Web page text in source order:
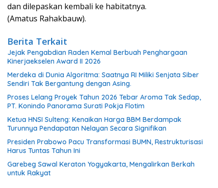
dan dilepaskan kembali ke habitatnya.
(Amatus Rahakbauw).
Berita Terkait
Jejak Pengabdian Raden Kemal Berbuah Penghargaan
Kinerjaekselen Award II 2026
Merdeka di Dunia Algoritma: Saatnya RI Miliki Senjata Siber
Sendiri Tak Bergantung dengan Asing.
Proses Lelang Proyek Tahun 2026 Tebar Aroma Tak Sedap,
PT. Konindo Panorama Surati Pokja Flotim
Ketua HNSI Sulteng: Kenaikan Harga BBM Berdampak
Turunnya Pendapatan Nelayan Secara Signifikan
Presiden Prabowo Pacu Transformasi BUMN, Restrukturisasi
Harus Tuntas Tahun Ini
Garebeg Sawal Keraton Yogyakarta, Mengalirkan Berkah
untuk Rakyat